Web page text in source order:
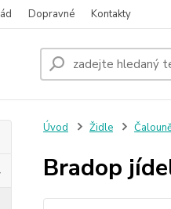
Dopravné Kontakty
Úvod Židle
Bradop